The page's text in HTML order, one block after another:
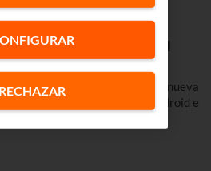
correo Euskaltel en el
el correo Euskaltel en la nueva
el correo Euskaltel en Android e
correo Euskaltel en Outlook.
RECHAZAR